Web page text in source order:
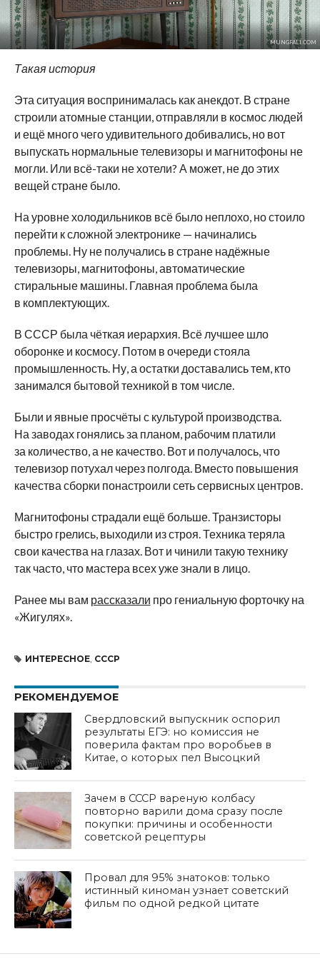
MUNGFALI.COM
Такая история
Эта ситуация воспринималась как анекдот. В стране
строили атомные станции, отправляли в космос людей
и ещё много чего удивительного добивались, но вот
выпускать нормальные телевизоры и магнитофоны не
могли. Или всё-таки не хотели? А может, не до этих
вещей стране было.
На уровне холодильников всё было неплохо, но стоило
перейти к сложной электронике — начинались
проблемы. Ну не получались в стране надёжные
телевизоры, магнитофоны, автоматические
стиральные машины. Главная проблема была
в комплектующих.
В СССР была чёткая иерархия. Всё лучшее шло
оборонке и космосу. Потом в очереди стояла
промышленность. Ну, а остатки доставались тем, кто
занимался бытовой техникой в том числе.
Были и явные просчёты с культурой производства.
На заводах гонялись за планом, рабочим платили
за количество, а не качество. Вот и получалось, что
телевизор потухал через полгода. Вместо повышения
качества сборки понастроили сеть сервисных центров.
Магнитофоны страдали ещё больше. Транзисторы
быстро грелись, выходили из строя. Техника теряла
свои качества на глазах. Вот и чинили такую технику
так часто, что мастера всех уже знали в лицо.
Ранее мы вам рассказали про гениальную форточку на
«Жигулях».
ИНТЕРЕСНОЕ, СССР
РЕКОМЕНДУЕМОЕ
Свердловский выпускник оспорил
результаты ЕГЭ: но комиссия не
поверила фактам про воробьев в
Китае, о которых пел Высоцкий
Зачем в СССР вареную колбасу
повторно варили дома сразу после
покупки: причины и особенности
советской рецептуры
Провал для 95% знатоков: только
истинный киноман узнает советский
фильм по одной редкой цитате